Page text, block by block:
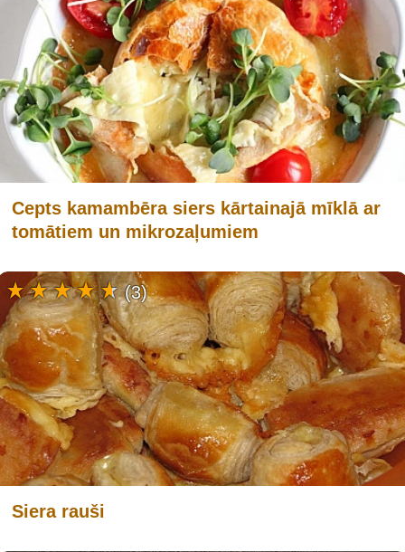
Cepts kamambēra siers kārtainajā mīklā ar
tomātiem un mikrozaļumiem
Siera rauši
(3)